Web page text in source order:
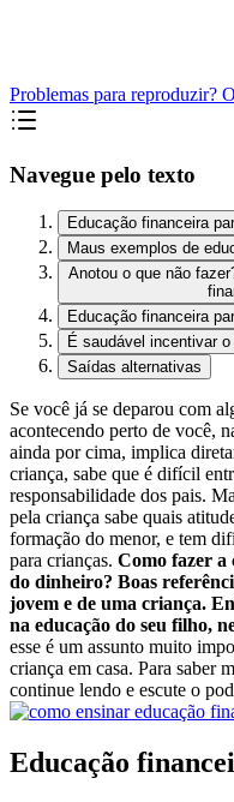
Problemas para reproduzir?
Navegue pelo texto
Educação financeira
Maus exemplos de
Anotou o que não
Educação financeira
É saudável incentivar
Saídas alternativas
Se você já se deparou com
acontecendo perto de você,
ainda por cima, implica
criança, sabe que é difícil
responsabilidade dos pais.
pela criança sabe quais
formação do menor, e tem
para crianças. Como fazer a
do dinheiro? Boas
jovem e de uma criança.
na educação do seu filho,
esse é um assunto muito
criança em casa. Para saber
continue lendo e escute o
Educação